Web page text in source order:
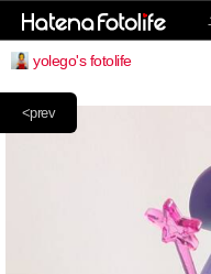
yolego's fotolife
<prev